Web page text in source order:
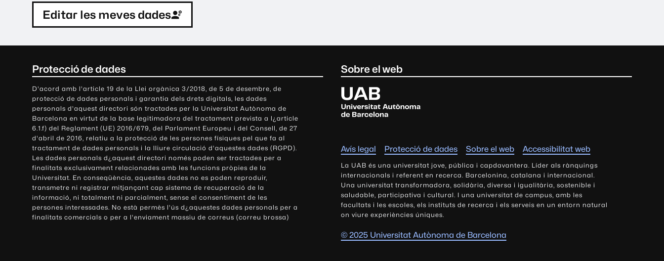
Editar les meves dades
Protecció de dades
D'acord amb l'article 19 de la Llei orgànica 3/2018, de 5 de desembre, de
protecció de dades personals i garantia dels drets digitals, les dades
personals d'aquest directori són tractades per la Universitat Autònoma de
Barcelona en virtut de la base legitimadora del tractament prevista a l¿article
6.1.f) del Reglament (UE) 2016/679, del Parlament Europeu i del Consell, de 27
d'abril de 2016, relatiu a la protecció de les persones físiques pel que fa al
tractament de dades personals i la lliure circulació d'aquestes dades (RGPD).
Les dades personals d¿aquest directori només poden ser tractades per a
finalitats exclusivament relacionades amb les funcions pròpies de la
Universitat. En conseqüència, aquestes dades no es poden reproduir,
transmetre ni registrar mitjançant cap sistema de recuperació de la
informació, ni totalment ni parcialment, sense el consentiment de les
persones interessades. No està permès l'ús d¿aquestes dades personals per a
finalitats comercials o per a l'enviament massiu de correus (correu brossa)
Sobre el web
U
n
i
s
i
t
a
t
A
u
t
ò
Avís legal Protecció de dades Sobre el web Accessibilitat web
La UAB és una universitat jove, pública i capdavantera. Líder als rànquings
internacionals i referent en recerca. Barcelonina, catalana i internacional.
Una universitat transformadora, solidària, diversa i igualitària, sostenible i
saludable, participativa i cultural. I una universitat de campus, amb les
facultats i les escoles, els instituts de recerca i els serveis en un entorn natural
on viure experiències úniques.
© 2025 Universitat Autònoma de Barcelona